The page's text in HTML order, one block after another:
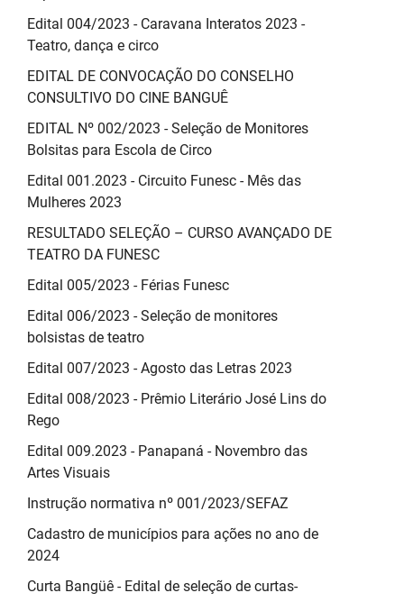
Edital 004/2023 - Caravana Interatos 2023 -
Teatro, dança e circo
EDITAL DE CONVOCAÇÃO DO CONSELHO
CONSULTIVO DO CINE BANGUÊ
EDITAL Nº 002/2023 - Seleção de Monitores
Bolsitas para Escola de Circo
Edital 001.2023 - Circuito Funesc - Mês das
Mulheres 2023
RESULTADO SELEÇÃO – CURSO AVANÇADO DE
TEATRO DA FUNESC
Edital 005/2023 - Férias Funesc
Edital 006/2023 - Seleção de monitores
bolsistas de teatro
Edital 007/2023 - Agosto das Letras 2023
Edital 008/2023 - Prêmio Literário José Lins do
Rego
Edital 009.2023 - Panapaná - Novembro das
Artes Visuais
Instrução normativa nº 001/2023/SEFAZ
Cadastro de municípios para ações no ano de
2024
Curta Bangüê - Edital de seleção de curtas-